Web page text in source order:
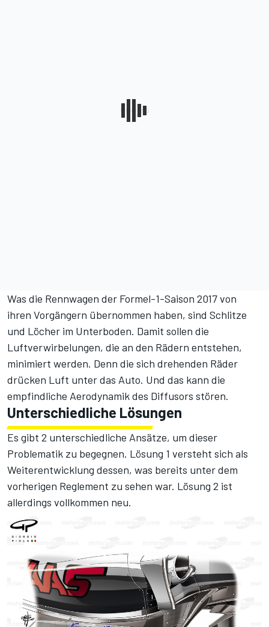
Was die Rennwagen der Formel-1-Saison 2017 von
ihren Vorgängern übernommen haben, sind Schlitze
und Löcher im Unterboden. Damit sollen die
Luftverwirbelungen, die an den Rädern entstehen,
minimiert werden. Denn die sich drehenden Räder
drücken Luft unter das Auto. Und das kann die
empfindliche Aerodynamik des Diffusors stören.
Unterschiedliche Lösungen
Es gibt 2 unterschiedliche Ansätze, um dieser
Problematik zu begegnen. Lösung 1 versteht sich als
Weiterentwicklung dessen, was bereits unter dem
vorherigen Reglement zu sehen war. Lösung 2 ist
allerdings vollkommen neu.